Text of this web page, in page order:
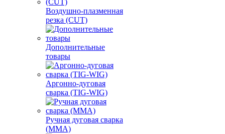
Воздушно-плазменная
резка (CUT)
Дополнительные
товары
Аргонно-дуговая
сварка (TIG-WIG)
Ручная дуговая сварка
(MMA)